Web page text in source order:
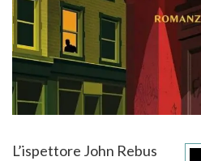
L’ispettore John Rebus